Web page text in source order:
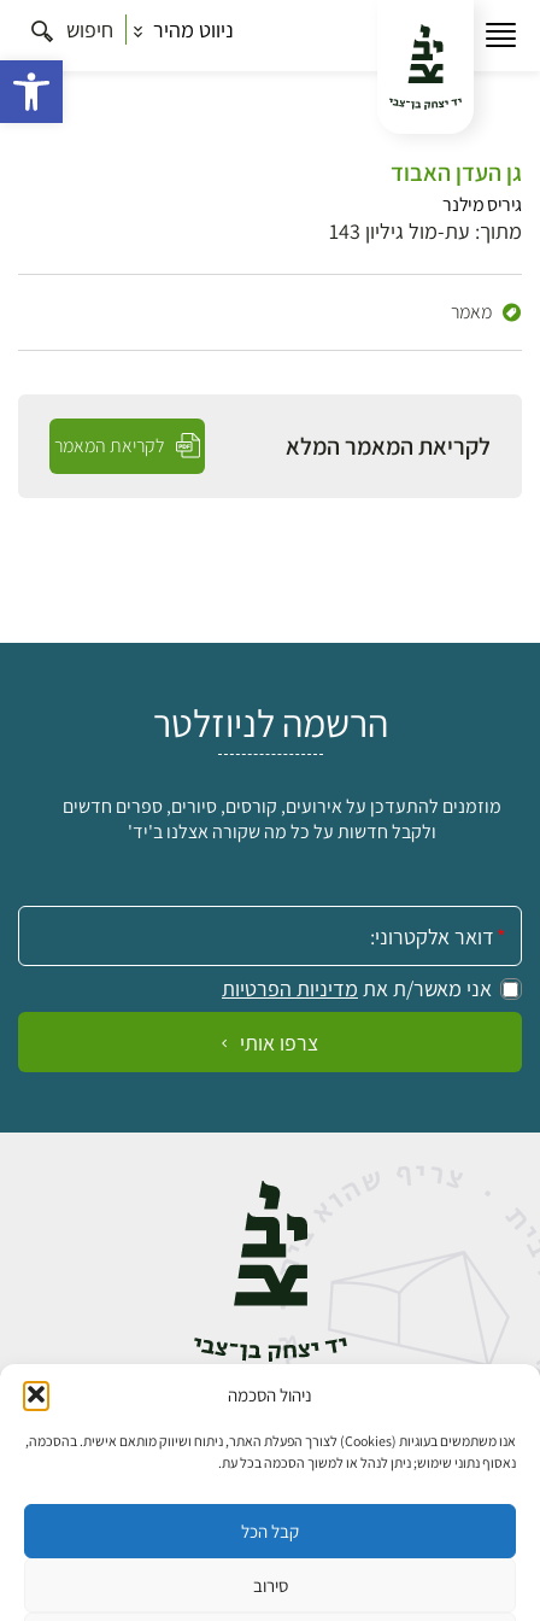
ניהול הסכמה
אנו משתמשים בעוגיות (Cookies) לצורך הפעלת האתר, ניתוח ושיווק מותאם אישית. בהסכמה,
נאסוף נתוני שימוש; ניתן לנהל או למשוך הסכמה בכל עת.
קבל הכל
סירוב
ניווט מהיר חיפוש
גן העדן האבוד
גיריס מילנר
מתוך: עת-מול גיליון 143
מאמר
לקריאת המאמר המלא לקריאת המאמר
הרשמה לניוזלטר
מוזמנים להתעדכן על אירועים, קורסים, סיורים, ספרים חדשים
ולקבל חדשות על כל מה שקורה אצלנו ב'יד'
אימייל:
אני מאשר/ת את מדיניות הפרטיות
צרפו אותי
אבן גבירול 14, רחביה, ירושלים